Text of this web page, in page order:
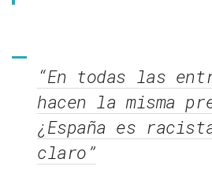
“En todas las
hacen la misma
¿España es
claro”